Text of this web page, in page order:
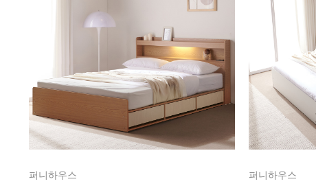
퍼니하우스 퍼니하우스